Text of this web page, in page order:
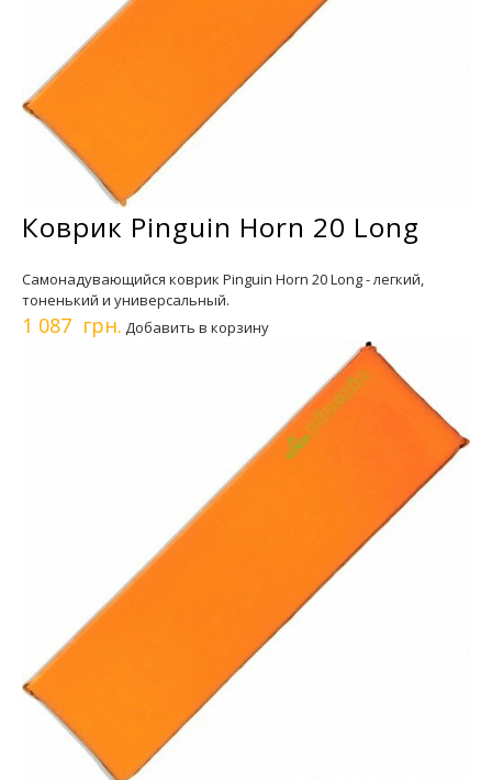
Коврик Pinguin Horn 20 Long
Самонадувающийся коврик Pinguin Horn 20 Long - легкий,
тоненький и универсальный.
1 087 грн. Добавить в корзину